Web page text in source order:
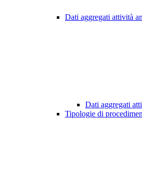
Dati aggregati attività
Dati aggregati
Tipologie di